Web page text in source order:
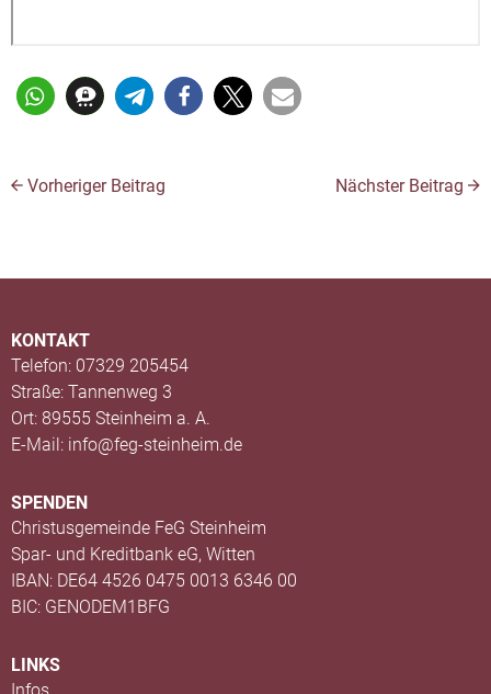
Vorheriger Beitrag Nächster Beitrag
KONTAKT
Telefon: 07329 205454
Straße: Tannenweg 3
Ort: 89555 Steinheim a. A.
E-Mail: info@feg-steinheim.de
SPENDEN
Christusgemeinde FeG Steinheim
Spar- und Kreditbank eG, Witten
IBAN: DE64 4526 0475 0013 6346 00
BIC: GENODEM1BFG
LINKS